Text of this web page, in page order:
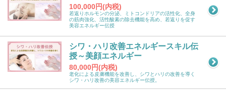
100,000円(内税)
若返りホルモンの分泌、ミトコンドリアの活性化、全身
の筋肉強化、活性酸素の除去機能を高め、若返りを促す
美容エネルギー伝授
シワ・ハリ改善エネルギースキル伝
授～美顔エネルギー
80,000円(内税)
老化による皮膚機能を改善し、シワとハリの改善を導く
シワ・ハリ改善の美容エネルギー伝授。